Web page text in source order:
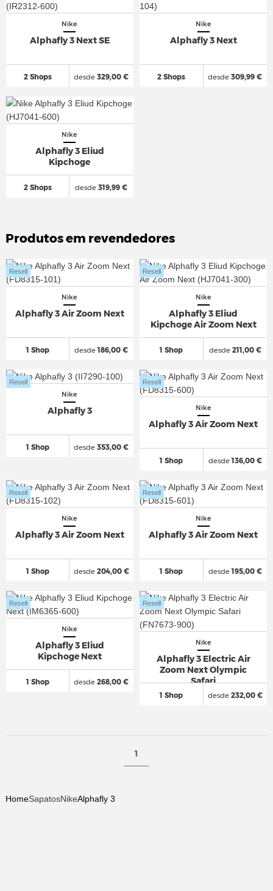
Nike
Alphafly 3 Next SE
2 Shops desde 329,00 €
Nike
Alphafly 3 Next
2 Shops desde 309,99 €
Nike
Alphafly 3 Eliud
Kipchoge
2 Shops desde 319,99 €
Produtos em revendedores
Nike
Alphafly 3 Air Zoom Next
1 Shop
Resell
desde186,00 €
Nike
Alphafly 3 Eliud
Kipchoge Air Zoom Next
1 Shop
Resell
desde211,00 €
Nike
Alphafly 3
1 Shop
Resell
desde 353,00 €
Nike
Alphafly 3 Air Zoom Next
1 Shop
Resell
desde136,00 €
Nike
Alphafly 3 Air Zoom Next
1 Shop
Resell
desde204,00 €
Nike
Alphafly 3 Air Zoom Next
1 Shop
Resell
desde195,00 €
Nike
Alphafly 3 Eliud
Kipchoge Next
1 Shop
Resell
desde 268,00 €
Nike
Alphafly 3 Electric Air
Zoom Next Olympic
Safari
1 Shop
Resell
desde232,00 €
1
HomeSapatosNikeAlphafly 3